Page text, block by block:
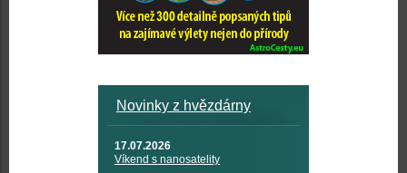
Novinky z hvězdárny
17.07.2026
Víkend s nanosatelity